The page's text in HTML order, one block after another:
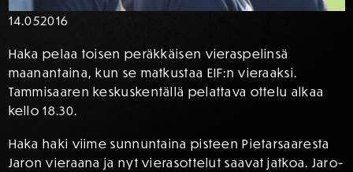
14.052016
Haka pelaa toisen peräkkäisen vieraspelinsä
maanantaina, kun se matkustaa EIF:n vieraaksi.
Tammisaaren keskuskentällä pelattava ottelu alkaa
kello 18.30.
Haka haki viime sunnuntaina pisteen Pietarsaaresta
Jaron vieraana ja nyt vierasottelut saavat jatkoa. Jaro-